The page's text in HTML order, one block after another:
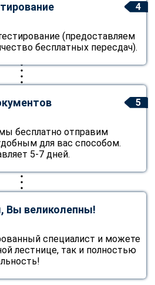
4
(предоставляем
бесплатных пересдач).
5
бесплатно отправим
для вас способом.
5-7 дней.
Вы великолепны!
специалист и можете
лестнице, так и полностью